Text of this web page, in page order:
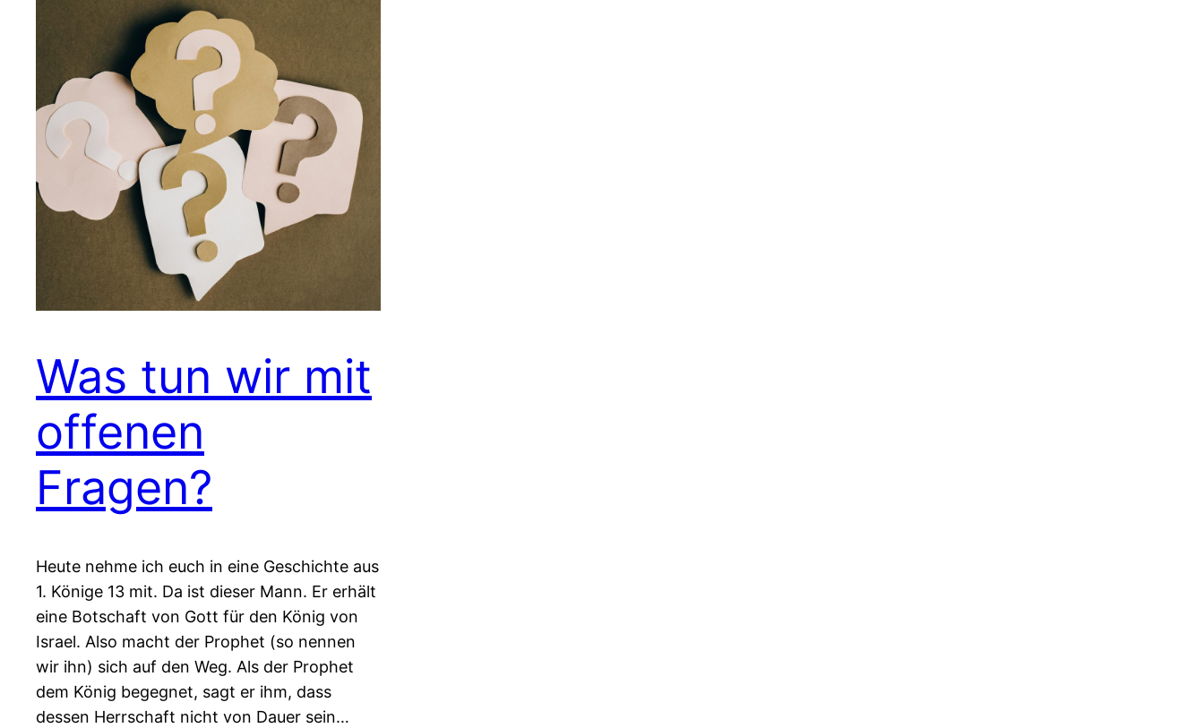
Was tun wir mit
offenen
Fragen?
Heute nehme ich euch in eine Geschichte aus
1. Könige 13 mit. Da ist dieser Mann. Er erhält
eine Botschaft von Gott für den König von
Israel. Also macht der Prophet (so nennen
wir ihn) sich auf den Weg. Als der Prophet
dem König begegnet, sagt er ihm, dass
dessen Herrschaft nicht von Dauer sein…